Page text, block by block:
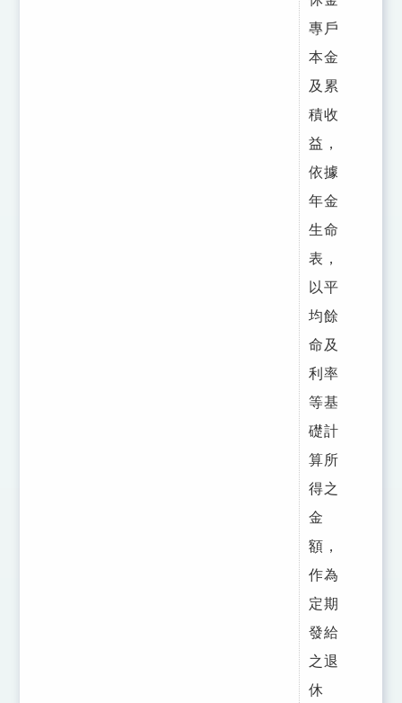
專戶
本金
及累
積收
益，
依據
年金
生命
表，
以平
均餘
命及
利率
等基
礎計
算所
得之
金
額，
作為
定期
發給
之退
休